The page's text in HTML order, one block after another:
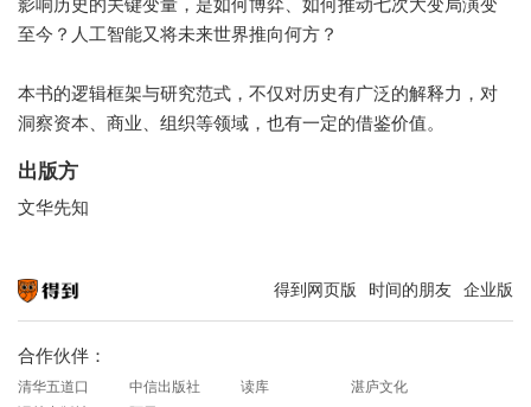
至今？人工智能又将未来世界推向何方？
本书的逻辑框架与研究范式，不仅对历史有广泛的解释力，对
洞察资本、商业、组织等领域，也有一定的借鉴价值。
出版方
文华先知
得到网页版 时间的朋友 企业版
合作伙伴：
清华五道口 中信出版社 读库
湛庐文化